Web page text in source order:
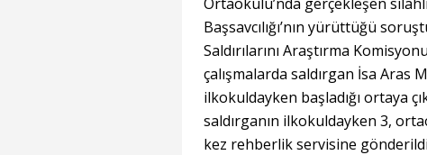
Başsavcılığı’nın yürüttüğü
Saldırılarını Araştırma
çalışmalarda saldırgan İsa Aras
ilkokuldayken başladığı ortaya
saldırganın ilkokuldayken 3,
kez rehberlik servisine